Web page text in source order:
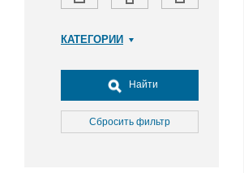
КАТЕГОРИИ
Досуг, туризм и отдых
Культура
Медицина
Найти
Сбросить фильтр